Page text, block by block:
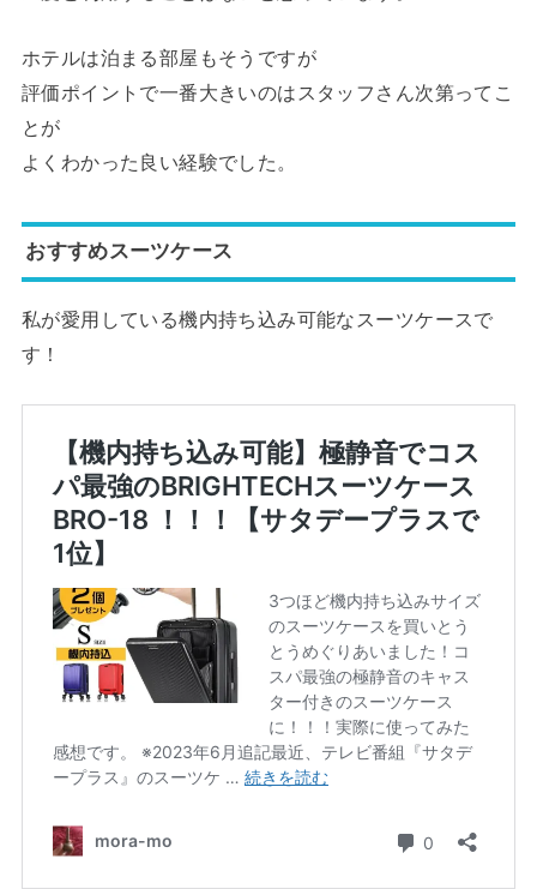
ホテルは泊まる部屋もそうですが
評価ポイントで一番大きいのはスタッフさん次第ってこ
とが
よくわかった良い経験でした。
おすすめスーツケース
私が愛用している機内持ち込み可能なスーツケースで
す！